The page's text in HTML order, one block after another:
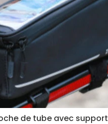
de tube avec support